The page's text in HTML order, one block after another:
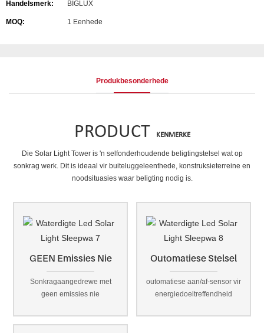
Handelsmerk: BIGLUX
MOQ: 1 Eenhede
Produkbesonderhede
PRODUCT KENMERKE
Die Solar Light Tower is 'n selfonderhoudende beligtingstelsel wat op
sonkrag werk. Dit is ideaal vir buiteluggeleenthede, konstruksieterreine en
noodsituasies waar beligting nodig is.
GEEN Emissies Nie
Sonkragaangedrewe met
geen emissies nie
Outomatiese Stelsel
outomatiese aan/af-sensor vir
energiedoeltreffendheid